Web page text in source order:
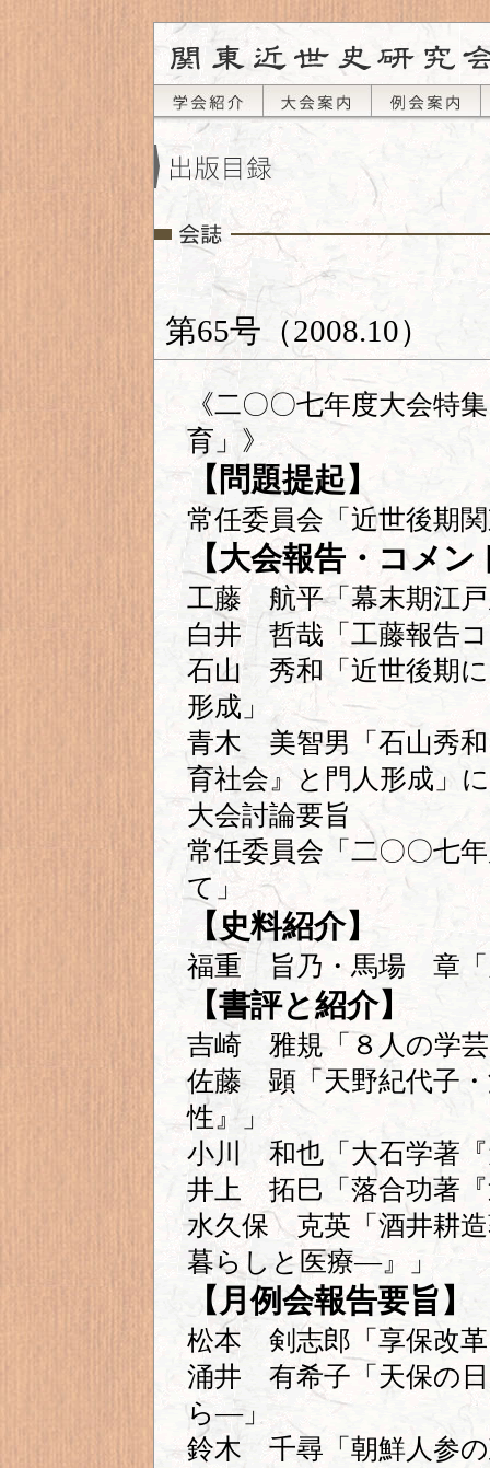
第65号（2008.10）
《二〇〇七年度大会特
育」》
【問題提起】
常任委員会「近世後期
【大会報告・コメン
工藤 航平「幕末期江
白井 哲哉「工藤報告
石山 秀和「近世後期
形成」
青木 美智男「石山秀
育社会』と門人形成」
大会討論要旨
常任委員会「二〇〇七
て」
【史料紹介】
福重 旨乃・馬場 章「
【書評と紹介】
吉崎 雅規「８人の学
佐藤 顕「天野紀代子・
性』」
小川 和也「大石学著『
井上 拓巳「落合功著『
水久保 克英「酒井耕
暮らしと医療―』」
【月例会報告要旨】
松本 剣志郎「享保改革
涌井 有希子「天保の
ら―」
鈴木 千尋「朝鮮人参